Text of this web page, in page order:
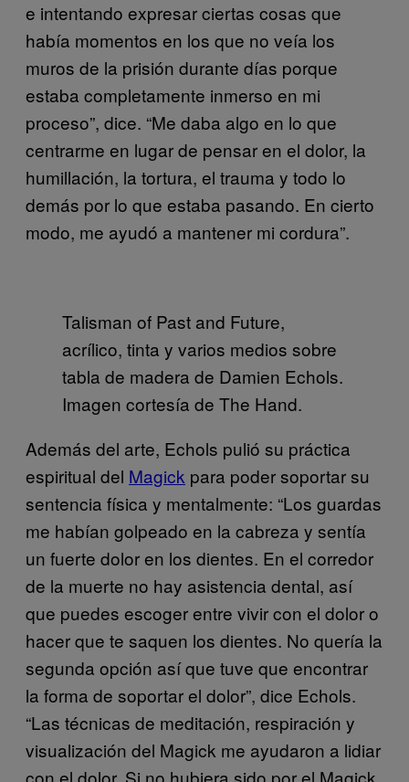
e intentando expresar ciertas cosas que
había momentos en los que no veía los
muros de la prisión durante días porque
estaba completamente inmerso en mi
proceso”, dice. “Me daba algo en lo que
centrarme en lugar de pensar en el dolor, la
humillación, la tortura, el trauma y todo lo
demás por lo que estaba pasando. En cierto
modo, me ayudó a mantener mi cordura”.
Talisman of Past and Future,
acrílico, tinta y varios medios sobre
tabla de madera de Damien Echols.
Imagen cortesía de The Hand.
Además del arte, Echols pulió su práctica
espiritual del Magick para poder soportar su
sentencia física y mentalmente: “Los guardas
me habían golpeado en la cabreza y sentía
un fuerte dolor en los dientes. En el corredor
de la muerte no hay asistencia dental, así
que puedes escoger entre vivir con el dolor o
hacer que te saquen los dientes. No quería la
segunda opción así que tuve que encontrar
la forma de soportar el dolor”, dice Echols.
“Las técnicas de meditación, respiración y
visualización del Magick me ayudaron a lidiar
con el dolor. Si no hubiera sido por el Magick,